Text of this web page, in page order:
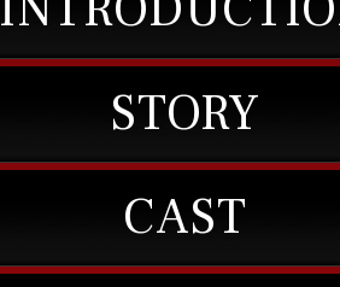
STORY
CAST